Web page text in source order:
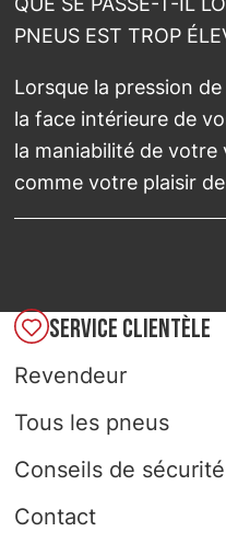
PNEUS EST TROP
Lorsque la pression
la face intérieure de
la maniabilité de
comme votre plaisir
SERVICE CLIENTÈLE
Revendeur
Tous les pneus
Conseils de
Contact